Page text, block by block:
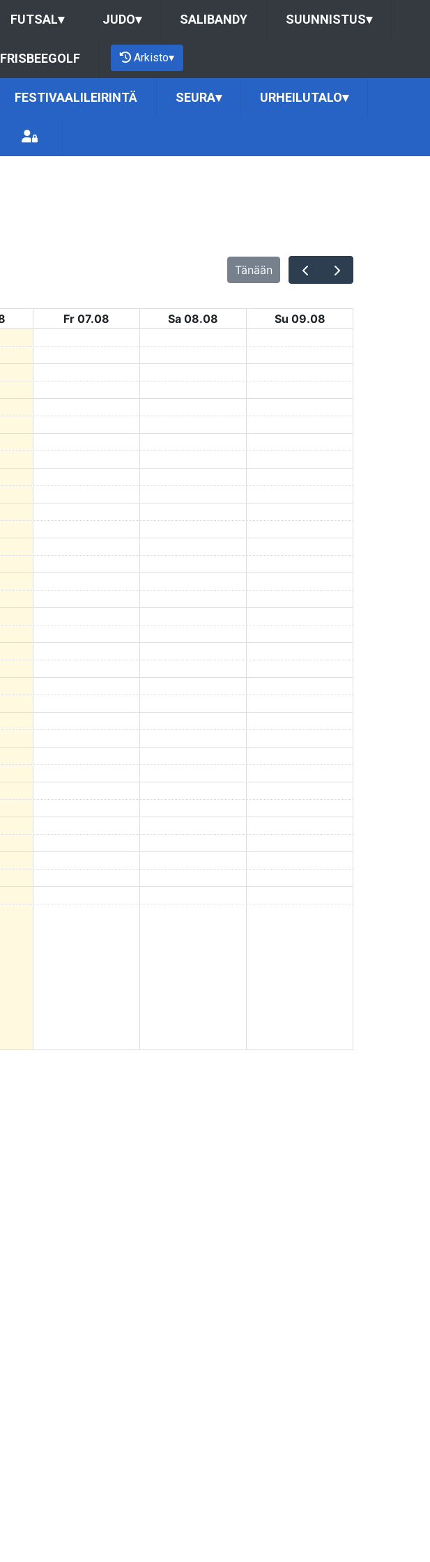
FUTSAL▾ JUDO▾ SALIBANDY SUUNNISTUS▾
FRISBEEGOLF Arkisto▾
FESTIVAALILEIRINTÄ SEURA▾ URHEILUTALO▾